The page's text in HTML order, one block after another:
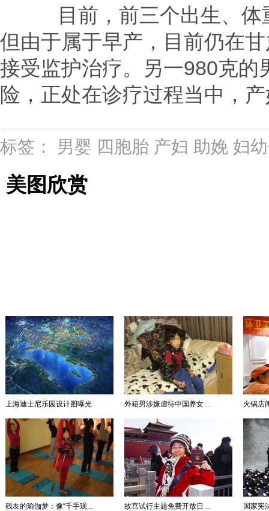
目前，前三个出生、体
但由于属于早产，目前仍在
接受监护治疗。另一980克
险，正处在诊疗过程当中，
标签： 男婴 四胞胎 产妇 助娩 妇
美图欣赏
上海迪士尼乐园设计图曝光 外籍男涉嫌虐待中国养女 ... 火锅店
残友的瑜伽梦：像“千手观... 故宫试行主题免费开放日 ... 国家宪